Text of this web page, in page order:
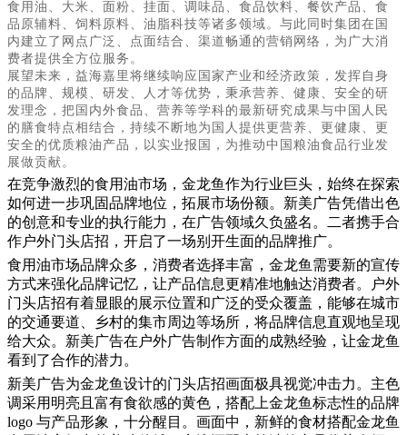
食用油、大米、面粉、挂面、调味品、食品饮料、餐饮产品、食
品原辅料、饲料原料、油脂科技等诸多领域。与此同时集团在国
内建立了网点广泛、点面结合、渠道畅通的营销网络，为广大消
费者提供全方位服务。
展望未来，益海嘉里将继续响应国家产业和经济政策，发挥自身
的品牌、规模、研发、人才等优势，秉承营养、健康、安全的研
发理念，把国内外食品、营养等学科的最新研究成果与中国人民
的膳食特点相结合，持续不断地为国人提供更营养、更健康、更
安全的优质粮油产品，以实业报国，为推动中国粮油食品行业发
展做贡献。
在竞争激烈的食用油市场，金龙鱼作为行业巨头，始终在探索
如何进一步巩固品牌地位，拓展市场份额。新美广告凭借出色
的创意和专业的执行能力，在广告领域久负盛名。二者携手合
作户外门头店招 ，开启了一场别开生面的品牌推广。
食用油市场品牌众多，消费者选择丰富，金龙鱼需要新的宣传
方式来强化品牌记忆，让产品信息更精准地触达消费者。户外
门头店招有着显眼的展示位置和广泛的受众覆盖，能够在城市
的交通要道、乡村的集市周边等场所，将品牌信息直观地呈现
给大众。新美广告在户外广告制作方面的成熟经验，让金龙鱼
看到了合作的潜力。
新美广告为金龙鱼设计的门头店招画面极具视觉冲击力。主色
调采用明亮且富有食欲感的黄色，搭配上金龙鱼标志性的品牌
logo 与产品形象，十分醒目。画面中，新鲜的食材搭配金龙鱼